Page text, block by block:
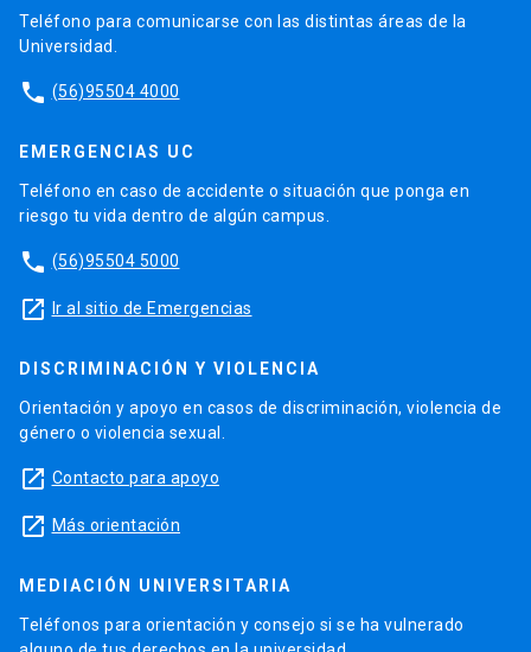
Teléfono para comunicarse con las distintas áreas de la
Universidad.
phone (56)95504 4000
EMERGENCIAS UC
Teléfono en caso de accidente o situación que ponga en
riesgo tu vida dentro de algún campus.
phone (56)95504 5000
launch Ir al sitio de Emergencias
DISCRIMINACIÓN Y VIOLENCIA
Orientación y apoyo en casos de discriminación, violencia de
género o violencia sexual.
launch Contacto para apoyo
launch Más orientación
MEDIACIÓN UNIVERSITARIA
Teléfonos para orientación y consejo si se ha vulnerado